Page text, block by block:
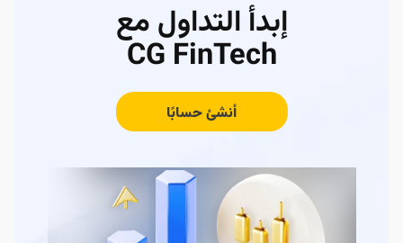
إبدأ التداول مع
CG FinTech
أنشئ حسابًا